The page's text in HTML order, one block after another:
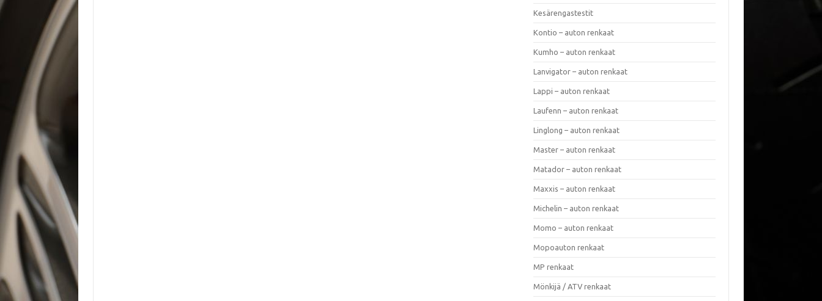
Kesärengastestit
Kontio – auton renkaat
Kumho – auton renkaat
Lanvigator – auton renkaat
Lappi – auton renkaat
Laufenn – auton renkaat
Linglong – auton renkaat
Master – auton renkaat
Matador – auton renkaat
Maxxis – auton renkaat
Michelin – auton renkaat
Momo – auton renkaat
Mopoauton renkaat
MP renkaat
Mönkijä / ATV renkaat